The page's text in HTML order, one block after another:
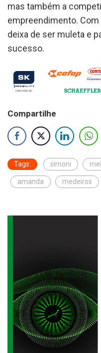
mas também a
empreendimento. Com
deixa de ser muleta e
sucesso.
Compartilhe
Tags: simoni mei
amanda medeiros